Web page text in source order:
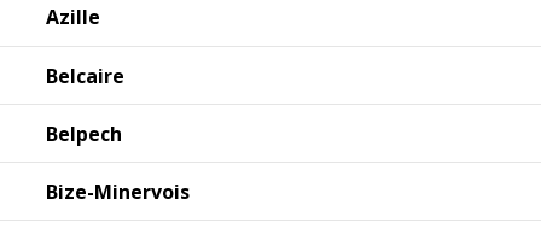
Azille
Belcaire
Belpech
Bize-Minervois